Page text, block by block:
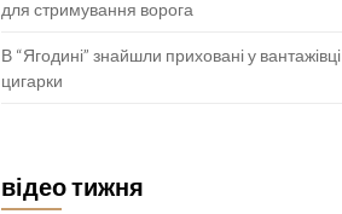
для стримування ворога
В “Ягодині” знайшли приховані у вантажівці
цигарки
відео тижня